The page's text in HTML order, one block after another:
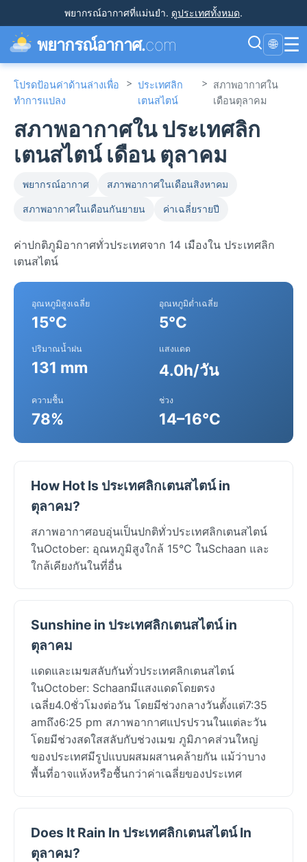
พยากรณ์อากาศที่แม่นยำ. ดูประเทศทั้งหมด.
พยากรณ์อากาศ.com 🌐 ☰
โปรดป้อนค่าด้านล่างเพื่อ
ทำการแปลง
> ประเทศลิก
เตนสไตน์
> สภาพอากาศใน
เดือนตุลาคม
สภาพอากาศใน ประเทศลิก
เตนสไตน์ เดือน ตุลาคม
พยากรณ์อากาศ สภาพอากาศในเดือนสิงหาคม
สภาพอากาศในเดือนกันยายน ค่าเฉลี่ยรายปี
ค่าปกติภูมิอากาศทั่วประเทศจาก 14 เมืองใน ประเทศลิก
เตนสไตน์
อุณหภูมิสูงเฉลี่ย
15°C
อุณหภูมิต่ำเฉลี่ย
5°C
ปริมาณน้ำฝน
131 mm
แสงแดด
4.0h/วัน
ความชื้น
78%
ช่วง
14–16°C
How Hot Is ประเทศลิกเตนสไตน์ in
ตุลาคม?
สภาพอากาศอบอุ่นเป็นปกติทั่วประเทศลิกเตนสไตน์
ในOctober: อุณหภูมิสูงใกล้ 15°C ในSchaan และ
ใกล้เคียงกันในที่อื่น
Sunshine in ประเทศลิกเตนสไตน์ in
ตุลาคม
แดดและเมฆสลับกันทั่วประเทศลิกเตนสไตน์
ในOctober: Schaanมีแสงแดดโดยตรง
เฉลี่ย4.0ชั่วโมงต่อวัน โดยมีช่วงกลางวันตั้งแต่7:35
amถึง6:25 pm สภาพอากาศแปรปรวนในแต่ละวัน
โดยมีช่วงสดใสสลับกับช่วงเมฆ ภูมิภาคส่วนใหญ่
ของประเทศมีรูปแบบผสมผสานคล้ายกัน แม้ว่าบาง
พื้นที่อาจแห้งหรือชื้นกว่าค่าเฉลี่ยของประเทศ
Does It Rain In ประเทศลิกเตนสไตน์ In
ตุลาคม?